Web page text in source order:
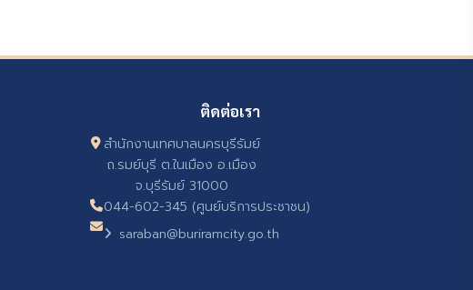
ติดต่อเรา
สำนักงานเทศบาลนครบุรีรัมย์
ถ.รมย์บุรี ต.ในเมือง อ.เมือง
จ.บุรีรัมย์ 31000
044-602-345 (ศูนย์บริการประชาชน)
saraban@buriramcity.go.th